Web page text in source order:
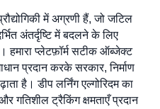
में अग्रणी हैं, जो जटिल
अंतर्दृष्टि में बदलने के लिए
प्लेटफ़ॉर्म सटीक ऑब्जेक्ट
प्रदान करके सरकार, निर्माण
है। डीप लर्निंग एल्गोरिदम का
गतिशील ट्रैकिंग क्षमताएँ प्रदान